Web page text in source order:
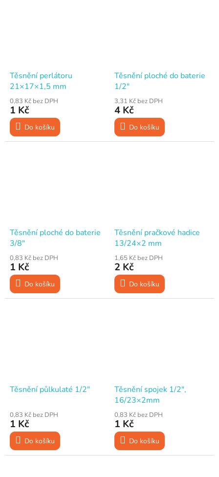
Těsnění perlátoru
21×17×1,5 mm
0,83 Kč bez DPH
1 Kč
Do košíku
Těsnění ploché do baterie
1/2"
3,31 Kč bez DPH
4 Kč
Do košíku
Těsnění ploché do baterie
3/8"
0,83 Kč bez DPH
1 Kč
Do košíku
Těsnění pračkové hadice
13/24×2 mm
1,65 Kč bez DPH
2 Kč
Do košíku
Těsnění půlkulaté 1/2"
0,83 Kč bez DPH
1 Kč
Do košíku
Těsnění spojek 1/2",
16/23×2mm
0,83 Kč bez DPH
1 Kč
Do košíku